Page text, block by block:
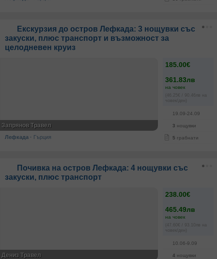
Екскурзия до остров Лефкада: 3 нощувки със
закуски, плюс транспорт и възможност за
целодневен круиз
185.00€
361.83лв
на човек
(46.25€ / 90.46лв на
човек/ден)
19.09-24.09
3 нощувки
5 грабнати
Запрянов Травел
Лефкада · Гърция
Почивка на остров Лефкада: 4 нощувки със
закуски, плюс транспорт
238.00€
465.49лв
на човек
(47.60€ / 93.10лв на
човек/ден)
10.06-9.09
4 нощувки
Дениз Травел